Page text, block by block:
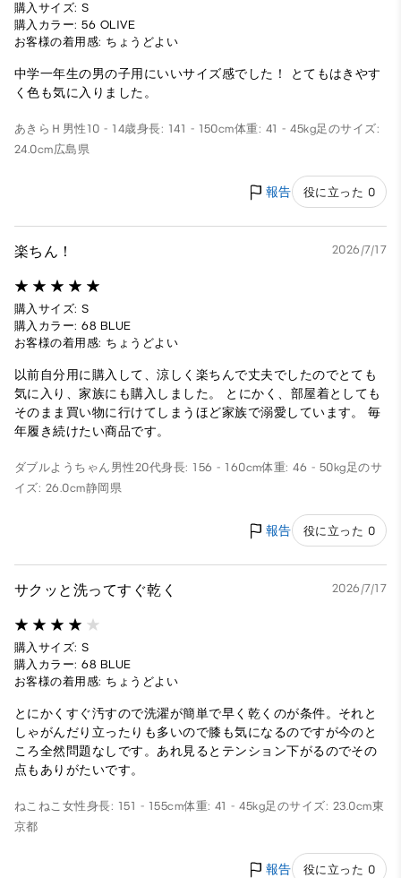
購入サイズ: S
購入カラー: 56 OLIVE
お客様の着用感: ちょうどよい
中学一年生の男の子用にいいサイズ感でした！ とてもはきやす
く色も気に入りました。
あきらＨ 男性 10 - 14歳身長: 141 - 150cm体重: 41 - 45kg足のサイズ:
24.0cm広島県
報告 役に立った 0
楽ちん！ 2026/7/17
購入サイズ: S
購入カラー: 68 BLUE
お客様の着用感: ちょうどよい
以前自分用に購入して、涼しく楽ちんで丈夫でしたのでとても
気に入り、家族にも購入しました。 とにかく、部屋着としても
そのまま買い物に行けてしまうほど家族で溺愛しています。 毎
年履き続けたい商品です。
ダブルようちゃん 男性20代身長: 156 - 160cm体重: 46 - 50kg足のサ
イズ: 26.0cm静岡県
報告 役に立った 0
サクッと洗ってすぐ乾く 2026/7/17
購入サイズ: S
購入カラー: 68 BLUE
お客様の着用感: ちょうどよい
とにかくすぐ汚すので洗濯が簡単で早く乾くのが条件。それと
しゃがんだり立ったりも多いので膝も気になるのですが今のと
ころ全然問題なしです。あれ見るとテンション下がるのでその
点もありがたいです。
ねこねこ 女性身長: 151 - 155cm体重: 41 - 45kg足のサイズ: 23.0cm東
京都
報告 役に立った 0